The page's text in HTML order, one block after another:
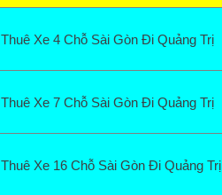
Thuê Xe 4 Chỗ Sài Gòn Đi Quảng Trị
Thuê Xe 7 Chỗ Sài Gòn Đi Quảng Trị
Thuê Xe 16 Chỗ Sài Gòn Đi Quảng Trị